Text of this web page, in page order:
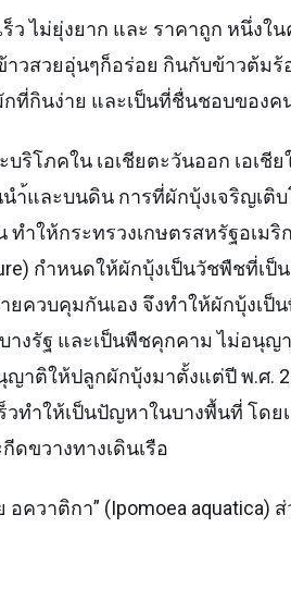
ว ไม่ยุ่งยาก และ ราคาถูก หนึ่งใ
วสวยอุ่นๆก็อร่อย กินกับข้าวต้มร้
ที่กินง่าย และเป็นที่ชื่นชอบของ
ริโภคใน เอเชียตะวันออก เอเชีย
ำ้และบนดิน การที่ผักบุ้งเจริญเติ
ำให้กระทรวงเกษตรสหรัฐอเมริก
กำหนดให้ผักบุ้งเป็นวัชพืชที่เป็
ควบคุมกันเอง จึงทำให้ผักบุ้งเป็
งรัฐ และเป็นพืชคุกคาม ไม่อนุญ
ญาติให้ปลูกผักบุ้งมาตั้งแต่ปี พ.ศ.
ทำให้เป็นปัญหาในบางพื้นที่ โดย
ขวางทางเดินเรือ
ควาติกา” (Ipomoea aquatica)